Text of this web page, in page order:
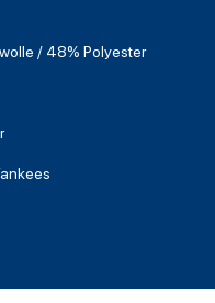
/ 48% Polyester